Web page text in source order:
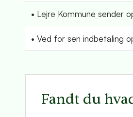
• Lejre Kommune sender
• Ved for sen indbetaling
Fandt du